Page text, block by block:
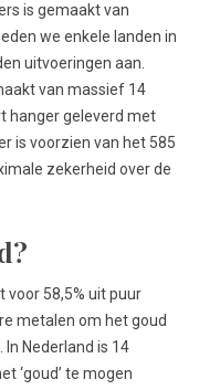
is gemaakt van
we enkele landen in
uitvoeringen aan.
van massief 14
hanger geleverd met
is voorzien van het 585
zekerheid over de
voor 58,5% uit puur
metalen om het goud
Nederland is 14
‘goud’ te mogen